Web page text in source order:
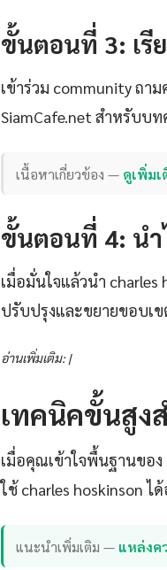
ขั้นตอนที่ 3: เรี
เข้าร่วม community ถา
SiamCafe.net สำหรับบ
เนื้อหาเกี่ยวข้อง — ดูเพิ่ม
ขั้นตอนที่ 4: นำ
เมื่อมั่นใจแล้วนำ
ปรับปรุงและขยายขอบเ
อ่านเพิ่มเติม: |
เทคนิคขั้นสูง
เมื่อคุณเข้าใจพื้นฐานขอ
ใช้ charles hoskinson ไ
แนะนำเพิ่มเติม — แหล่งค